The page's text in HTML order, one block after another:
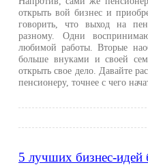
открыть вой бизнес и
говорить, что выход на
разному. Одни
любимой работы. Вторые
больше внуками и своей
открыть свое дело. Давайте
пенсионеру, точнее с чего
5 лучших бизнес-идей